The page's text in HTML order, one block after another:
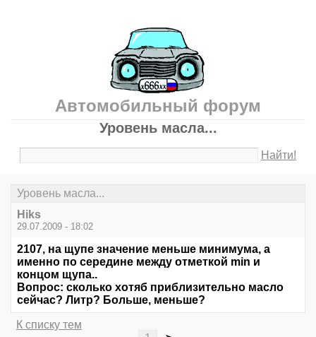
Автомобильный форум
Уровень масла...
Найти!
Уровень масла...
Hiks
29.07.2009 - 18:02
2107, на щупе значение меньше минимума, а
именно по середине между отметкой min и
концом щупа..
Вопрос: сколько хотяб приблизительно масло
сейчас? Литр? Больше, меньше?
К списку тем